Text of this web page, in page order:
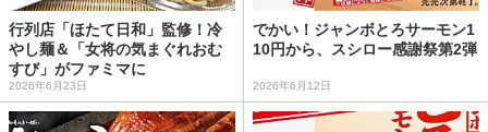
行列店「ほたて日和」監修！冷
やし麺＆「女将の気まぐれおむ
すび」がファミマに
2026年6月23日
でかい！ジャンボとろサーモン1
10円から、スシロー感謝祭第2弾
2026年6月12日